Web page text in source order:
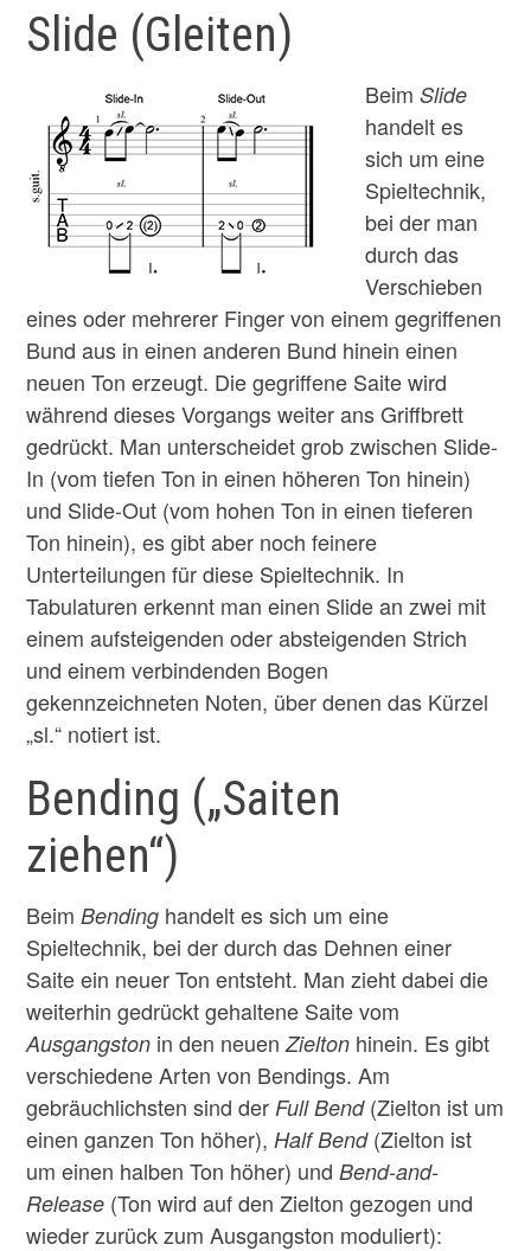
Slide (Gleiten)
BeimSlide
handelt es
sich um eine
Spieltechnik,
bei der man
durch das
Verschieben
eines oder mehrerer Finger von einem gegriffenen
Bund aus in einen anderen Bund hinein einen
neuen Ton erzeugt. Die gegriffene Saite wird
während dieses Vorgangs weiter ans Griffbrett
gedrückt. Man unterscheidet grob zwischen Slide-
In (vom tiefen Ton in einen höheren Ton hinein)
und Slide-Out (vom hohen Ton in einen tieferen
Ton hinein), es gibt aber noch feinere
Unterteilungen für diese Spieltechnik. In
Tabulaturen erkennt man einen Slide an zwei mit
einem aufsteigenden oder absteigenden Strich
und einem verbindenden Bogen
gekennzeichneten Noten, über denen das Kürzel
„sl.“ notiert ist.
Bending („Saiten
ziehen“)
BeimBending handelt es sich um eine
Spieltechnik, bei der durch das Dehnen einer
Saite ein neuer Ton entsteht. Man zieht dabei die
weiterhin gedrückt gehaltene Saite vom
Ausgangston in den neuenZielton hinein. Es gibt
verschiedene Arten von Bendings. Am
gebräuchlichsten sind der Full Bend(Zielton ist um
einen ganzen Ton höher), Half Bend(Zielton ist
um einen halben Ton höher) undBend-and-
Release (Ton wird auf den Zielton gezogen und
wieder zurück zum Ausgangston moduliert):